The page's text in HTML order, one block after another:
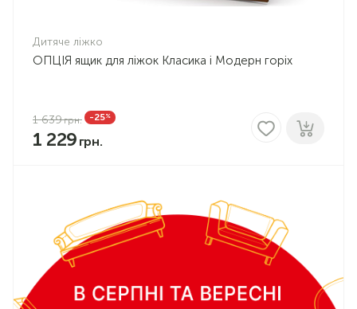
Дитяче ліжко
ОПЦІЯ ящик для ліжок Класика і Модерн горіх
1 639 -25%
1 229